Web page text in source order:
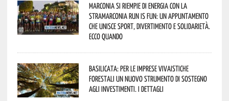
Marconia si riempie di energia con la
StraMarconia Run is Fun: un appuntamento
che unisce sport, divertimento e solidarietà.
Ecco quando
Basilicata: per le imprese vivaistiche
forestali un nuovo strumento di sostegno
agli investimenti. I dettagli